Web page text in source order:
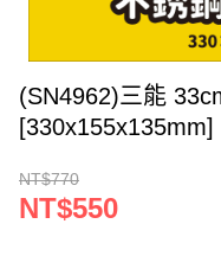
(SN4962)三能
[330x155x135mm]
NT$770
NT$550